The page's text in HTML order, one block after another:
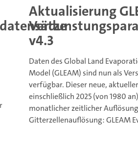
Aktualisierung
v4.3
Daten des Global Land
Model (GLEAM) sind nun als
verfügbar. Dieser neue,
einschließlich 2025 (von 1980
monatlicher zeitlicher Auflösung
Gitterzellenauflösung:GLEAM